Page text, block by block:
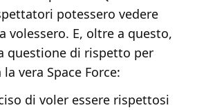
potessero vedere
volessero. E, oltre a questo,
questione di rispetto per
vera Space Force:
di voler essere rispettosi